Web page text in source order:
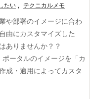
たい , テクニカルメモ
や部署のイメージに合わ
由にカスタマイズした
ありませんか？？
ータルのイメージを「カ
成・適用によってカスタ